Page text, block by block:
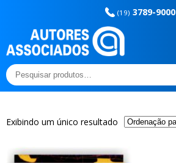
(19) 3789-9000
Pesquisar
por:
educação
Outros títulos
Exibindo um único resultado